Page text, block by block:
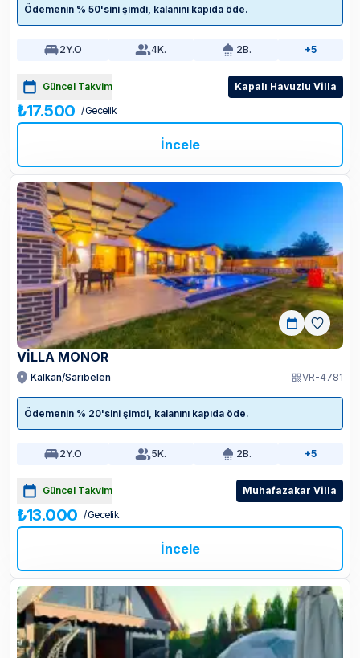
Ödemenin % 50'sini şimdi, kalanını kapıda öde.
2Y.O 4K. 2B. +5
Güncel Takvim Kapalı Havuzlu Villa
₺17.500 / Gecelik
İncele
VİLLA MONOR
Kalkan/Sarıbelen VR-4781
Ödemenin % 20'sini şimdi, kalanını kapıda öde.
2Y.O 5K. 2B. +5
Güncel Takvim Muhafazakar Villa
₺13.000 / Gecelik
İncele